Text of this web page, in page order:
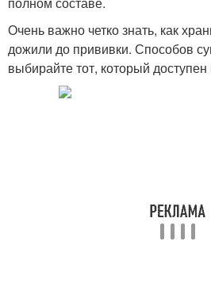
Очень важно четко знать, как
дожили до прививки. Способов
выбирайте тот, который